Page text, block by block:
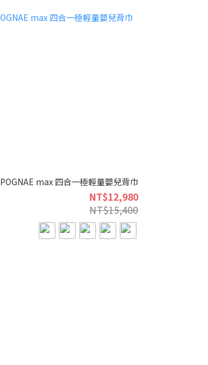
POGNAE max 四合一極輕量嬰兒背巾
NT$12,980
NT$15,400